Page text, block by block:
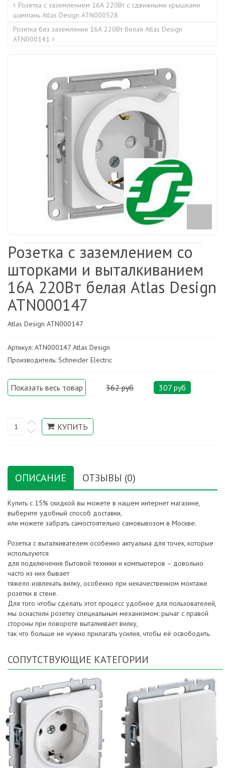
Розетка с заземлением 16А 220Вт с сдвижными крышками
шампань Atlas Design ATN000528
Розетка без заземления 16А 220Вт белая Atlas Design
ATN000141
Розетка с заземлением со
шторками и выталкиванием
16А 220Вт белая Atlas Design
ATN000147
Atlas Design ATN000147
Артикул: ATN000147 Atlas Design
Производитель: Schneider Electric
Показать весь товар 362 руб 307 руб
ОПИСАНИЕ ОТЗЫВЫ (0)
Купить с 15% скидкой вы можете в нашем интернет магазине,
выберите удобный способ доставки,
или можете забрать самостоятельно самовывозом в Москве.
Розетка с выталкивателем особенно актуальна для точек, которые
используются
для подключения бытовой техники и компьютеров – довольно
часто из них бывает
тяжело извлекать вилку, особенно при некачественном монтаже
розетки в стене.
Для того чтобы сделать этот процесс удобнее для пользователей,
мы оснастили розетку специальным механизмом: рычаг с правой
стороны при повороте выталкивает вилку,
так что больше не нужно прилагать усилия, чтобы её освободить.
СОПУТСТВУЮЩИЕ КАТЕГОРИИ